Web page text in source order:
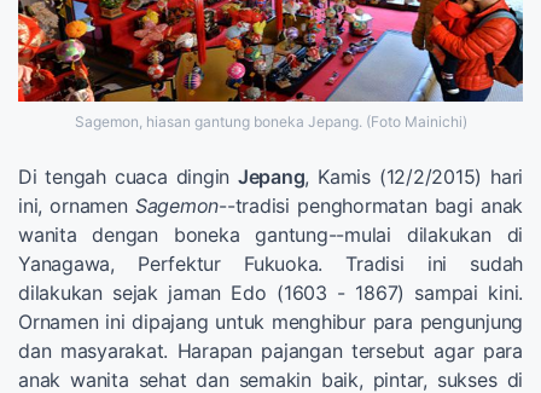
Sagemon, hiasan gantung boneka Jepang. (Foto Mainichi)
Di tengah cuaca dingin Jepang, Kamis (12/2/2015) hari
ini, ornamen Sagemon--tradisi penghormatan bagi anak
wanita dengan boneka gantung--mulai dilakukan di
Yanagawa, Perfektur Fukuoka. Tradisi ini sudah
dilakukan sejak jaman Edo (1603 - 1867) sampai kini.
Ornamen ini dipajang untuk menghibur para pengunjung
dan masyarakat. Harapan pajangan tersebut agar para
anak wanita sehat dan semakin baik, pintar, sukses di